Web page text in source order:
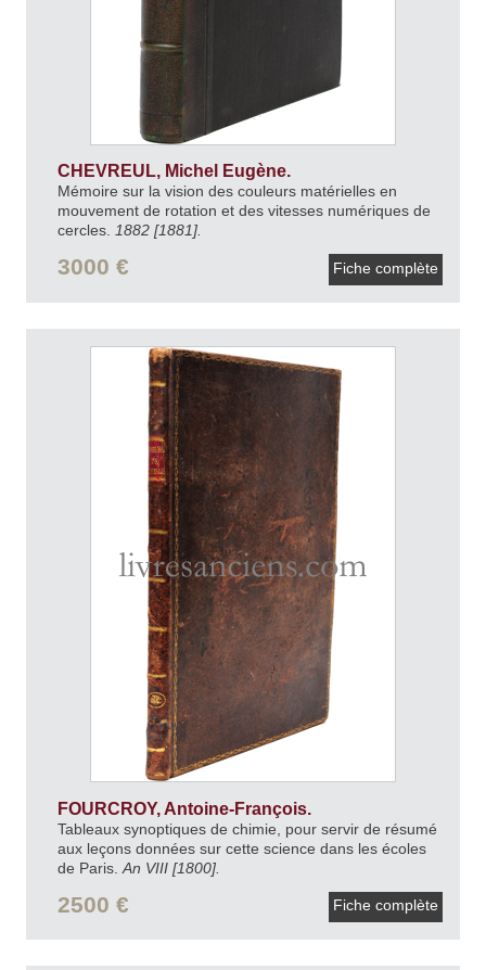
CHEVREUL, Michel Eugène.
Mémoire sur la vision des couleurs matérielles en
mouvement de rotation et des vitesses numériques de
cercles. 1882 [1881].
3000 € Fiche complète
FOURCROY, Antoine-François.
Tableaux synoptiques de chimie, pour servir de résumé
aux leçons données sur cette science dans les écoles
de Paris. An VIII [1800].
2500 € Fiche complète